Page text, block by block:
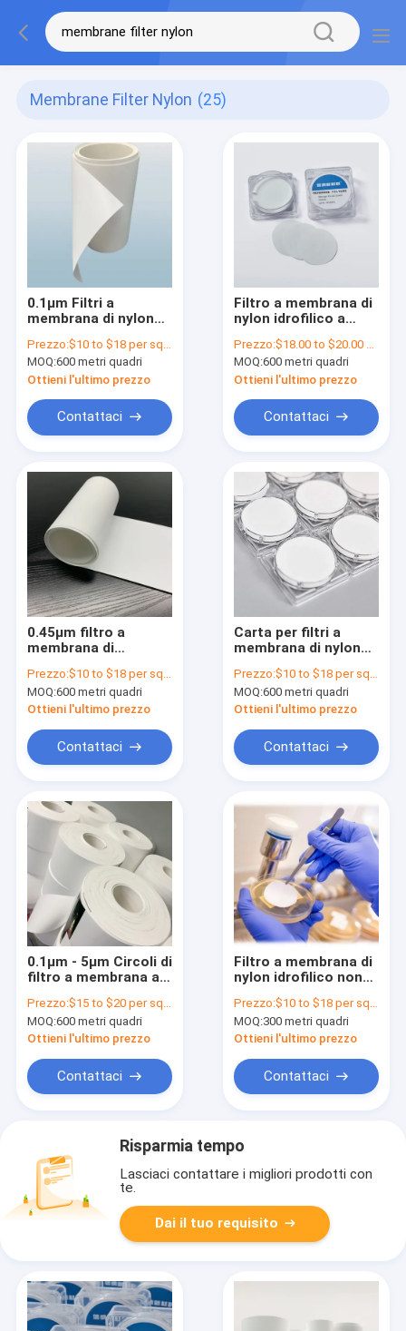
Membrane Filter Nylon (25)
0.1μm Filtri a
membrana di nylon
alta resistenza
termica
Prezzo:$10 to $18 per square meter
MOQ:600 metri quadri
Ottieni l'ultimo prezzo
Contattaci
Filtro a membrana di
nylon idrofilico a
estrattibili,
membrana ad alto
legame proteico
Prezzo:$18.00 to $20.00 per square meter
MOQ:600 metri quadri
Ottieni l'ultimo prezzo
Contattaci
0.45μm filtro a
membrana di
bianco non sterile
senza griglie
Prezzo:$10 to $18 per square meter
MOQ:600 metri quadri
Ottieni l'ultimo prezzo
Contattaci
Carta per filtri a
membrana di nylon
micron per flaconi di
filtri a vuoto
Prezzo:$10 to $18 per square meter
MOQ:600 metri quadri
Ottieni l'ultimo prezzo
Contattaci
0.1μm - 5μm Circoli di
filtro a membrana a
nylon (poliammide)
Prezzo:$15 to $20 per square meter
MOQ:600 metri quadri
Ottieni l'ultimo prezzo
Contattaci
Filtro a membrana di
nylon idrofilico non
preparazione di
campioni HPLC
Prezzo:$10 to $18 per square meter
MOQ:300 metri quadri
Ottieni l'ultimo prezzo
Contattaci
Risparmia tempo
Lasciaci contattare i migliori prodotti con
te.
Dai il tuo requisito